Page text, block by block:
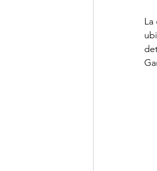
La